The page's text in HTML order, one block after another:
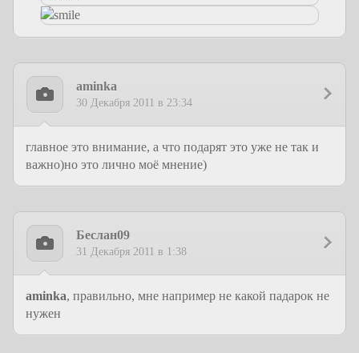
aminka
30 Декабря 2011 в 23:34
главное это внимание, а что подарят это уже не так и
важно)но это лично моё мнение)
Беслан09
31 Декабря 2011 в 1:38
aminka, правильно, мне например не какой падарок не
нужен